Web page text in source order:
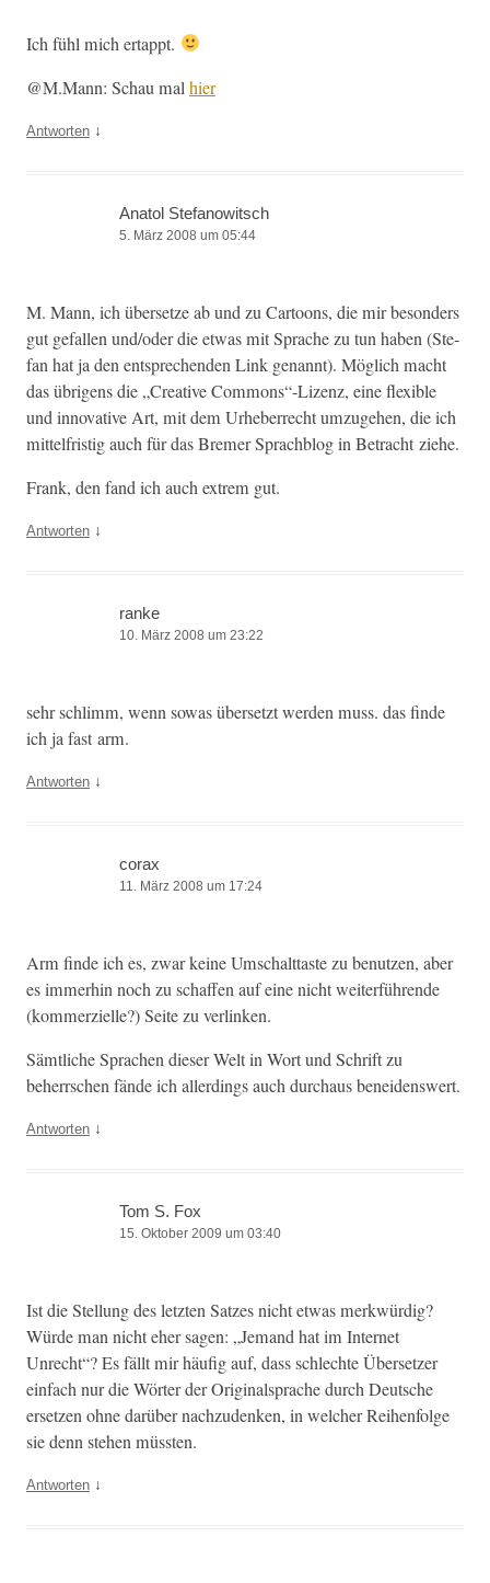
Ich fühl mich ertappt.
@M.Mann: Schau malhier
Antworten ↓
Anatol Stefanowitsch
5. März 2008 um 05:44
M. Mann, ich über­set­ze ab und zu Car­toons, die mir beson­ders
gut gefall­en und/oder die etwas mit Sprache zu tun haben (Ste­
fan hat ja den entsprechen­den Link genan­nt). Möglich macht
das übri­gens die „Cre­ative Commons“-Lizenz, eine flex­i­ble
und inno­v­a­tive Art, mit dem Urhe­ber­recht umzuge­hen, die ich
mit­tel­fristig auch für das Bre­mer Sprach­blog in Betra­cht ziehe.
Frank, den fand ich auch extrem gut.
Antworten ↓
ranke
10. März 2008 um 23:22
sehr schlimm, wenn sowas über­set­zt wer­den muss. das finde
ich ja fast arm.
Antworten ↓
corax
11. März 2008 um 17:24
Arm finde ich es, zwar keine Umschalt­taste zu benutzen, aber
es immer­hin noch zu schaf­fen auf eine nicht weit­er­führende
(kom­merzielle?) Seite zu verlinken.
Sämtliche Sprachen dieser Welt in Wort und Schrift zu
beherrschen fände ich allerd­ings auch dur­chaus beneidenswert.
Antworten ↓
Tom S. Fox
15. Oktober 2009 um 03:40
Ist die Stel­lung des let­zten Satzes nicht etwas merk­würdig?
Würde man nicht eher sagen: „Jemand hat im Inter­net
Unrecht“? Es fällt mir häu­fig auf, dass schlechte Über­set­zer
ein­fach nur die Wörter der Orig­i­nal­sprache durch Deutsche
erset­zen ohne darüber nachzu­denken, in welch­er Rei­hen­folge
sie denn ste­hen müssten.
Antworten ↓